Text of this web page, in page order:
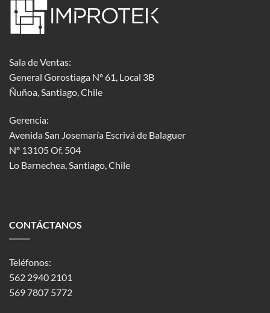
Sala de Ventas:
General Gorostiaga Nº 61, Local 3B
Ñuñoa, Santiago, Chile
Gerencia:
Avenida San Josemaría Escrivá de Balaguer
Nº 13105 Of. 504
Lo Barnechea, Santiago, Chile
CONTÁCTANOS
Teléfonos:
562 2940 2101
569 7807 5772